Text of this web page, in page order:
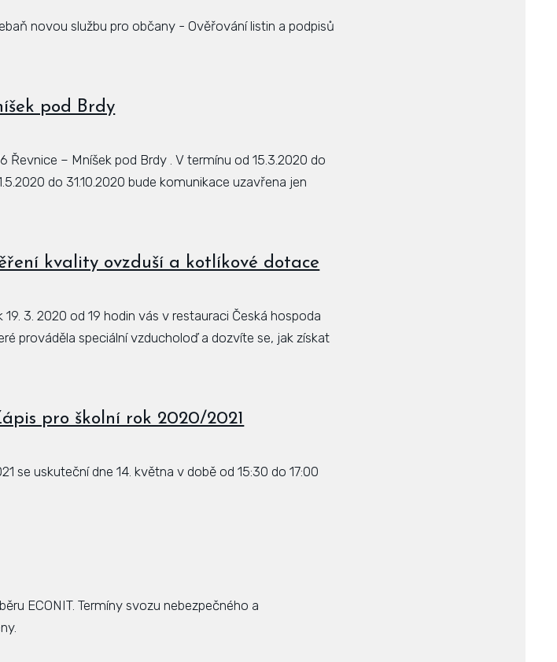
novou službu pro občany - Ověřování listin a podpisů
pod Brdy
– Mníšek pod Brdy . V termínu od 15.3.2020 do
do 31.10.2020 bude komunikace uzavřena jen
kvality ovzduší a kotlíkové dotace
3. 2020 od 19 hodin vás v restauraci Česká hospoda
prováděla speciální vzducholoď a dozvíte se, jak získat
pro školní rok 2020/2021
se uskuteční dne 14. května v době od 15:30 do 17:00
ECONIT. Termíny svozu nebezpečného a